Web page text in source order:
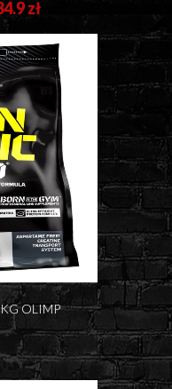
zł
OLIMP